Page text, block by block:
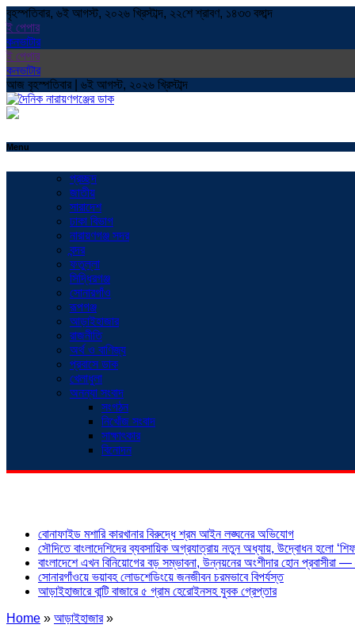
বৃহস্পতিবার, ৬ই আগস্ট, ২০২৬ খ্রিস্টাব্দ, ২২শে শ্রাবণ, ১৪৩৩ বঙ্গাব্দ
ই পেপার
কনভাটার
ই পেপার
কনভাটার
আজ বৃহস্পতিবার | ৬ই আগস্ট, ২০২৬ খ্রিস্টাব্দ
Menu
প্রচ্ছদ
জাতীয়
সারাদেশ
ঢাকা বিভাগ
নারায়ণগঞ্জ সদর
বন্দর
ফতুল্লা
সিদ্ধিরগঞ্জ
সোনারগাঁও
রূপগঞ্জ
আড়াইহাজার
রাজনীতি
অর্থ ও বাণিজ্য
প্রবাসে ডাক
খেলাধুলা
অনন্যা সংবাদ
সংগঠন
নিখোঁজ সংবাদ
সাক্ষাৎকার
বিনোদন
বোনাফাইড মশারি কারখানার বিরুদ্ধে শ্রম আইন লঙ্ঘনের অভিযোগ
সৌদিতে বাংলাদেশিদের ব্যবসায়িক অগ্রযাত্রায় নতুন অধ্যায়, উদ্বোধন হলো ‘শিফা
বাংলাদেশে এখন বিনিয়োগের বড় সম্ভাবনা, উন্নয়নের অংশীদার হোন প্রবাসীরা
সোনারগাঁওয়ে ভয়াবহ লোডশেডিংয়ে জনজীবন চরমভাবে বিপর্যস্ত
আড়াইহাজারে বান্টি বাজারে ৫ গ্রাম হেরোইনসহ যুবক গ্রেপ্তার
Home » আড়াইহাজার»